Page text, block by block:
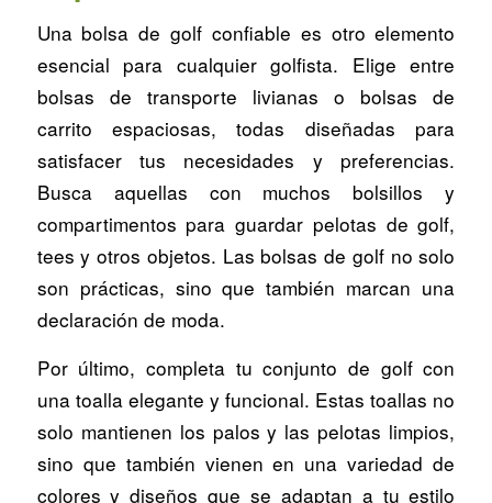
Una bolsa de golf confiable es otro elemento
esencial para cualquier golfista. Elige entre
bolsas de transporte livianas o bolsas de
carrito espaciosas, todas diseñadas para
satisfacer tus necesidades y preferencias.
Busca aquellas con muchos bolsillos y
compartimentos para guardar pelotas de golf,
tees y otros objetos. Las bolsas de golf no solo
son prácticas, sino que también marcan una
declaración de moda.
Por último, completa tu conjunto de golf con
una toalla elegante y funcional. Estas toallas no
solo mantienen los palos y las pelotas limpios,
sino que también vienen en una variedad de
colores y diseños que se adaptan a tu estilo